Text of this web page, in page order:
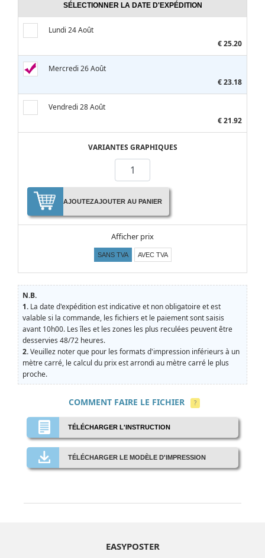
SÉLECTIONNER LA DATE D'EXPÉDITION
Lundi 24 Août
€ 25.20
Mercredi 26 Août
€ 23.18
Vendredi 28 Août
€ 21.92
VARIANTES GRAPHIQUES
AJOUTEZAJOUTER AU PANIER
Afficher prix
SANS TVA AVEC TVA
N.B.
1. La date d'expédition est indicative et non obligatoire et est
valable si la commande, les fichiers et le paiement sont saisis
avant 10h00. Les îles et les zones les plus reculées peuvent être
desservies 48/72 heures.
2.Veuillez noter que pour les formats d'impression inférieurs à un
mètre carré, le calcul du prix est arrondi au mètre carré le plus
proche.
COMMENT FAIRE LE FICHIER ?
TÉLÉCHARGER L'INSTRUCTION
TÉLÉCHARGER LE MODÈLE D'IMPRESSION
EASYPOSTER